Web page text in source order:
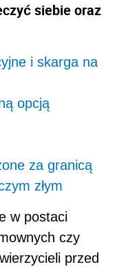
siebie oraz
i skarga na
opcją
za granicą
złym
w postaci
czy
przed